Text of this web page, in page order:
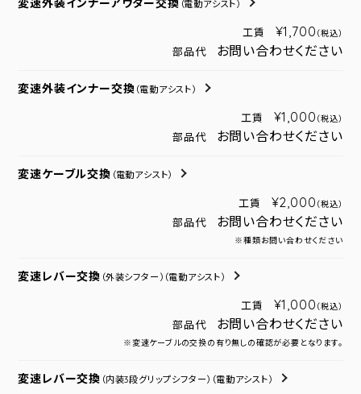
変速外装インナーアウター交換 （電動アシスト）
工賃 ¥1,700 （税込）
部品代 お問い合わせください
変速外装インナー交換 （電動アシスト）
工賃 ¥1,000 （税込）
部品代 お問い合わせください
変速ケーブル交換 （電動アシスト）
工賃 ¥2,000 （税込）
部品代 お問い合わせください
※種類お問い合わせください
変速レバー交換 （外装シフター） （電動アシスト）
工賃 ¥1,000 （税込）
部品代 お問い合わせください
※変速ケーブルの交換の有り無しの確認が必要となります。
変速レバー交換 （内装3段グリップシフター） （電動アシスト）